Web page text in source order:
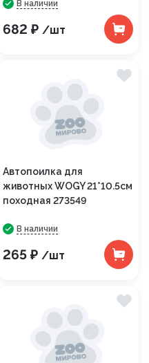
В наличии
682 ₽ /шт
Автопоилка для
животных WOGY 21*10.5см
походная 273549
В наличии
265 ₽ /шт